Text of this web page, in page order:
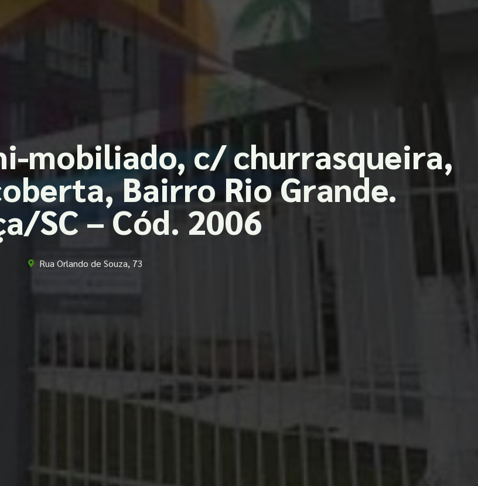
mobiliado, c/ churrasqueira,
Bairro Rio Grande.
SC – Cód. 2006
Rua Orlando de Souza, 73